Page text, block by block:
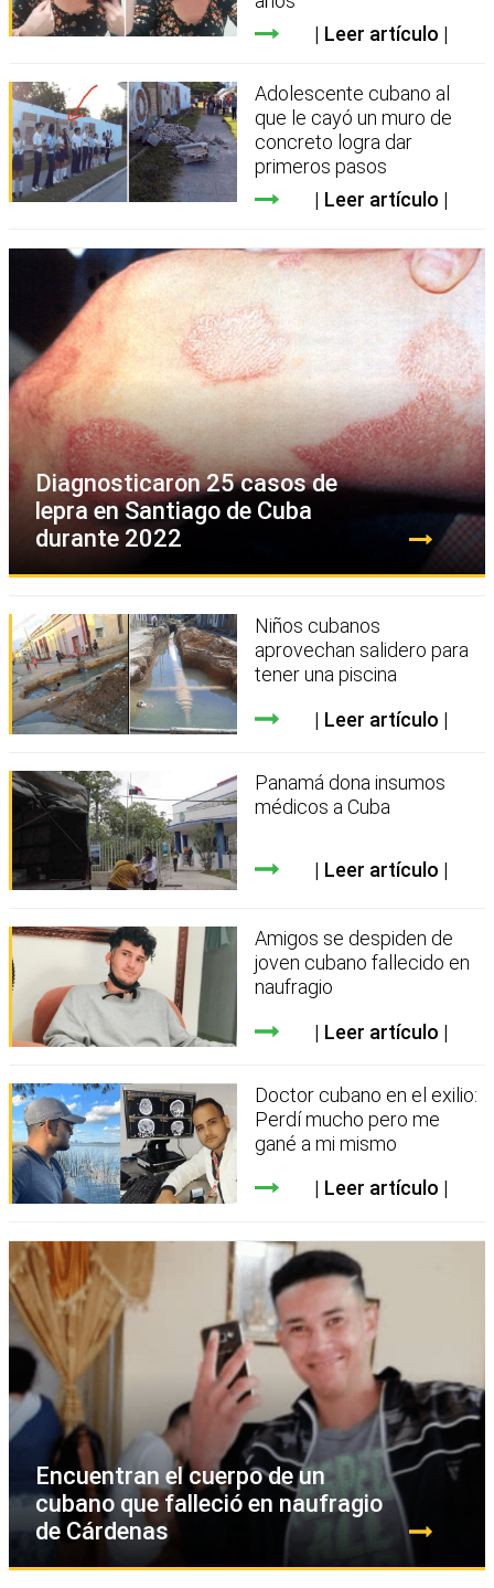
Leer artículo
Adolescente cubano al
que le cayó un muro de
concreto logra dar
primeros pasos
Leer artículo
Diagnosticaron 25 casos de
lepra en Santiago de Cuba
durante 2022
Niños cubanos
aprovechan salidero para
tener una piscina
Leer artículo
Panamá dona insumos
médicos a Cuba
Leer artículo
Amigos se despiden de
joven cubano fallecido en
naufragio
Leer artículo
Doctor cubano en el exilio:
Perdí mucho pero me
gané a mi mismo
Leer artículo
Encuentran el cuerpo de un
cubano que falleció en naufragio
de Cárdenas